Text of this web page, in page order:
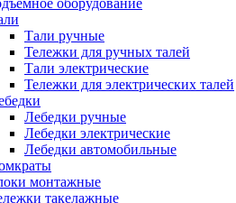
оборудование
Тали ручные
Тележки для ручных талей
Тали электрические
Тележки для электрических талей
Лебедки ручные
Лебедки электрические
Лебедки автомобильные
монтажные
такелажные